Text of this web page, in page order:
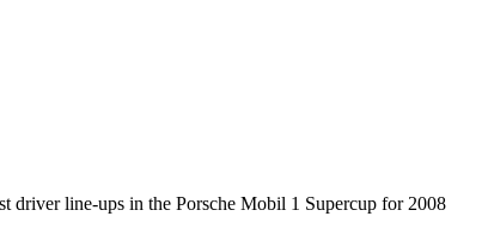
line-ups in the Porsche Mobil 1 Supercup for 2008